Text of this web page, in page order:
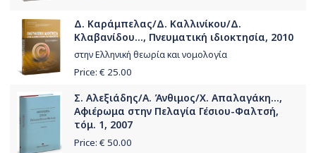
Δ. Καράμπελας/Δ. Καλλινίκου/Δ.
Κλαβανίδου..., Πνευματική ιδιοκτησία, 2010
στην Ελληνική θεωρία και νομολογία
Price: € 25.00
Σ. Αλεξιάδης/Α. Άνθιμος/Χ. Απαλαγάκη...,
Αφιέρωμα στην Πελαγία Γέσιου-Φαλτσή,
τόμ. 1, 2007
Price: € 50.00